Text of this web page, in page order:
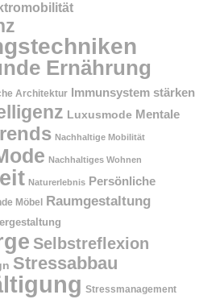
Ernährung
Architektur Immunsystem stärken
Luxusmode Mentale
Nachhaltige Mobilität
Nachhaltiges Wohnen
Naturerlebnis Persönliche
Möbel Raumgestaltung
Selbstreflexion
Stressabbau
Stressmanagement